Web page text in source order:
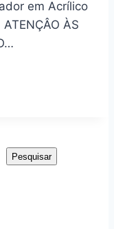
em Acrílico
ÀS
Pesquisar